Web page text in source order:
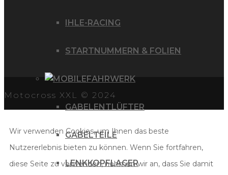
IHLE-RACING
STARTNUMMERN & FOLIEN
FAHRWERK
GABELENTLÜFTER
GABELTEILE
LENKKOPFLAGER
Motocross XXL © 2024
Wir verwenden Cookies, um Ihnen das beste
Nutzererlebnis bieten zu können. Wenn Sie fortfahren,
diese Seite zu verwenden, nehmen wir an, dass Sie damit